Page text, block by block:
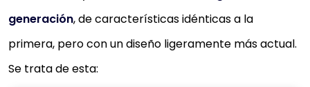
generación, de características idénticas a la
primera, pero con un diseño ligeramente más actual.
Se trata de esta: